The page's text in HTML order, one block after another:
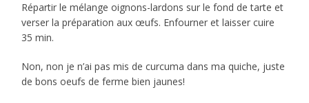
Répartir le mélange oignons-lardons sur le fond de tarte et
verser la préparation aux œufs. Enfourner et laisser cuire
35 min.
Non, non je n’ai pas mis de curcuma dans ma quiche, juste
de bons oeufs de ferme bien jaunes!